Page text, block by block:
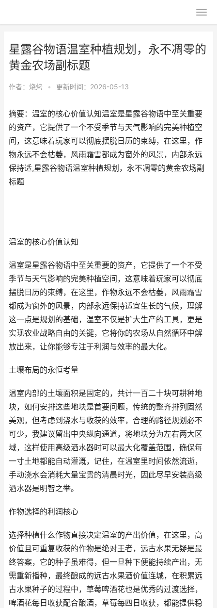
星露谷物语温室种植规划，永不凋零的
黄金农场副标题
作者： 烧烤 • 更新时间：2026-05-13
摘要：温室的核心价值认知温室是星露谷物语中至关重要
的资产，它提供了一个不受季节与天气影响的完美种植空
间，这意味着玩家可以彻底摆脱日历的束缚，在这里，作
物永远不会枯萎，风雨霜雪都成为窗外的风景，内部永远
保持适,星露谷物语温室种植规划，永不凋零的黄金农场副
标题
温室的核心价值认知
温室是星露谷物语中至关重要的资产，它提供了一个不受
季节与天气影响的完美种植空间，这意味着玩家可以彻底
摆脱日历的束缚，在这里，作物永远不会枯萎，风雨霜雪
都成为窗外的风景，内部永远保持适宜生长的气候，理解
这一点是规划的基础，温室不仅是扩大生产的工具，更是
实现农业战略自由的关键，它将你的农场从自然循环中解
放出来，让你能够专注于利润与效率的最大化。
土壤布局的永恒考量
温室内部的土壤面积是固定的，共计一百二十块可耕种地
块，如何安排这些地块是首要问题，传统的整齐排列固然
美观，但考虑到浇水与收获的效率，合理的路径规划必不
可少，我建议留出中央纵向通道，将地块分为左右两大区
域，这样使用高级洒水器时可以最大化覆盖范围，确保每
一寸土地都能自动灌溉，记住，在温室里时间依然流逝，
手动浇水会消耗大量宝贵的清晨时光，因此尽早安装高级
洒水器是明智之举。
作物选择的利润核心
选择种植什么作物直接决定温室的产出价值，在这里，高
价值且可重复收获的作物是绝对王者，远古水果无疑是最
终答案，它的种子虽难得，但一旦种下便能持续产出，无
需重新播种，最终酿成的远古水果酒价值连城，在积累远
古水果种子的过程中，草莓啤酒花也是优秀的过渡选择，
啤酒花每日收获配合酿酒，草莓每四日收获，都能提供稳